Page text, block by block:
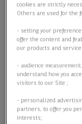
cookies are strictly
Others are used for the
- setting your
offer the content and
our products and
- audience
understand how you
visitors to our Site ;
- personalized
partners, to offer you
interests;